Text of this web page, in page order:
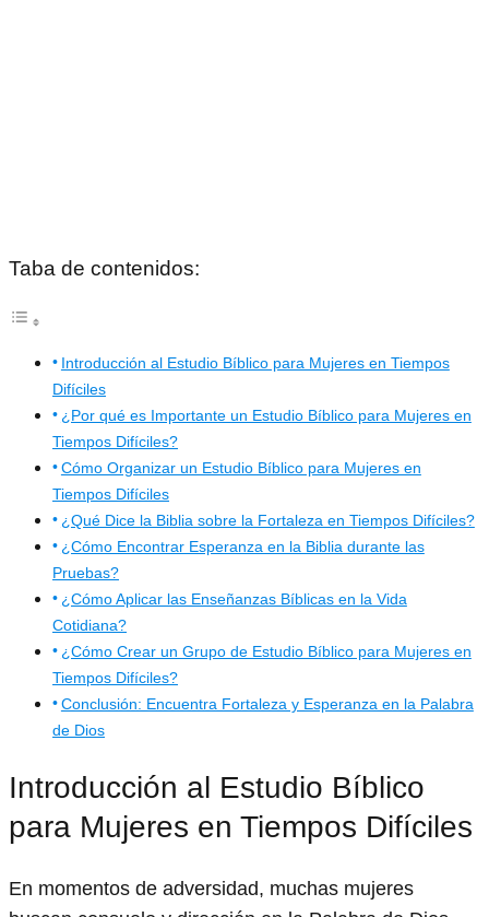
Taba de contenidos:
Introducción al Estudio Bíblico para Mujeres en Tiempos
Difíciles
¿Por qué es Importante un Estudio Bíblico para Mujeres en
Tiempos Difíciles?
Cómo Organizar un Estudio Bíblico para Mujeres en
Tiempos Difíciles
¿Qué Dice la Biblia sobre la Fortaleza en Tiempos Difíciles?
¿Cómo Encontrar Esperanza en la Biblia durante las
Pruebas?
¿Cómo Aplicar las Enseñanzas Bíblicas en la Vida
Cotidiana?
¿Cómo Crear un Grupo de Estudio Bíblico para Mujeres en
Tiempos Difíciles?
Conclusión: Encuentra Fortaleza y Esperanza en la Palabra
de Dios
Introducción al Estudio Bíblico
para Mujeres en Tiempos Difíciles
En momentos de adversidad, muchas mujeres